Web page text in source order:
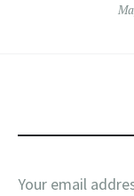
Your email